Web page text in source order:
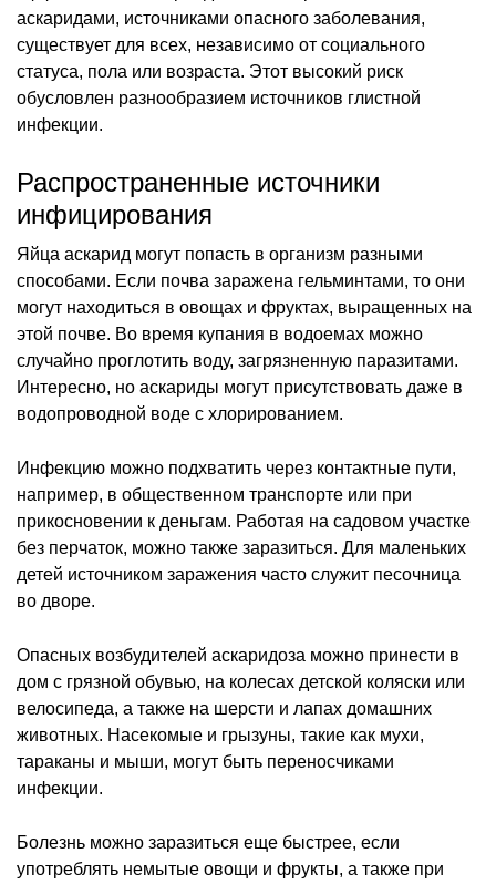
аскаридами, источниками опасного заболевания,
существует для всех, независимо от социального
статуса, пола или возраста. Этот высокий риск
обусловлен разнообразием источников глистной
инфекции.
Распространенные источники
инфицирования
Яйца аскарид могут попасть в организм разными
способами. Если почва заражена гельминтами, то они
могут находиться в овощах и фруктах, выращенных на
этой почве. Во время купания в водоемах можно
случайно проглотить воду, загрязненную паразитами.
Интересно, но аскариды могут присутствовать даже в
водопроводной воде с хлорированием.
Инфекцию можно подхватить через контактные пути,
например, в общественном транспорте или при
прикосновении к деньгам. Работая на садовом участке
без перчаток, можно также заразиться. Для маленьких
детей источником заражения часто служит песочница
во дворе.
Опасных возбудителей аскаридоза можно принести в
дом с грязной обувью, на колесах детской коляски или
велосипеда, а также на шерсти и лапах домашних
животных. Насекомые и грызуны, такие как мухи,
тараканы и мыши, могут быть переносчиками
инфекции.
Болезнь можно заразиться еще быстрее, если
употреблять немытые овощи и фрукты, а также при